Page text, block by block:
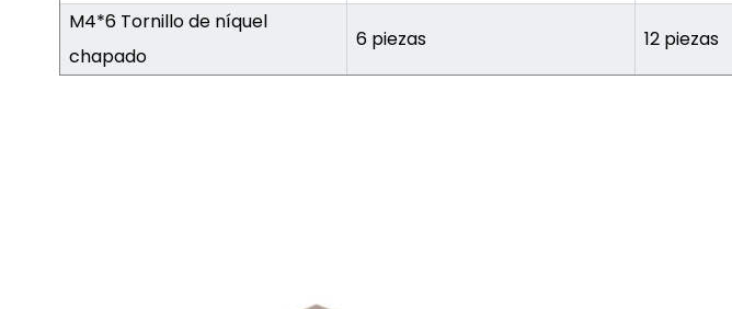
M4*6 Tornillo de níquel
chapado
6 piezas 12 piezas